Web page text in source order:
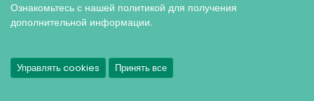
Ознакомьтесь с нашей политикой для получения
дополнительной информации.
Управлять cookies Принять все
© AO ИНТЕРСЕДЖИКАЛ, 2026 |Защита персональных данных